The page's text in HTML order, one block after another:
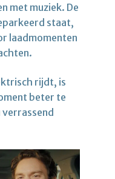
met muziek. De
staat,
laadmomenten
rijdt, is
beter te
verrassend